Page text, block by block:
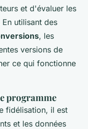
et d'évaluer les
utilisant des
, les
versions de
ce qui fonctionne
programme
fidélisation, il est
et les données